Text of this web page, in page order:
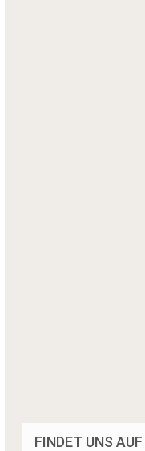
FINDET UNS